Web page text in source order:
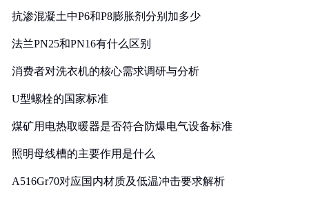
抗渗混凝土中P6和P8膨胀剂分别加多少
法兰PN25和PN16有什么区别
消费者对洗衣机的核心需求调研与分析
U型螺栓的国家标准
煤矿用电热取暖器是否符合防爆电气设备标准
照明母线槽的主要作用是什么
A516Gr70对应国内材质及低温冲击要求解析